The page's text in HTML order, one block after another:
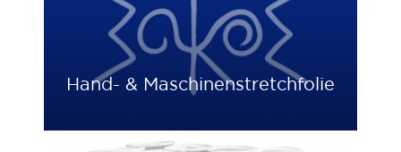
Hand- & Maschinenstretchfolie